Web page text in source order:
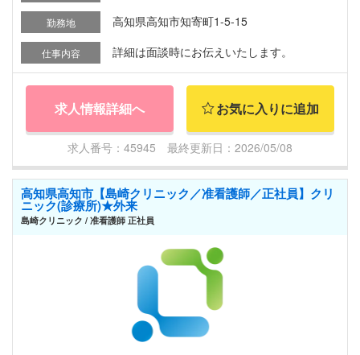
勤務地 高知県高知市知寄町1-5-15
仕事内容 詳細は面談時にお伝えいたします。
求人情報詳細へ お気に入りに追加
求人番号：45945 最終更新日：2026/05/08
高知県高知市【島崎クリニック／准看護師／正社員】クリ
ニック(診療所)★外来
島崎クリニック / 准看護師 正社員